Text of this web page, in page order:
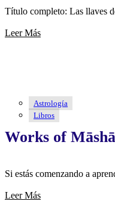
Título completo: Las llaves
Leer Más
Astrología
Libros
Works of
Si estás comenzando a
Leer Más